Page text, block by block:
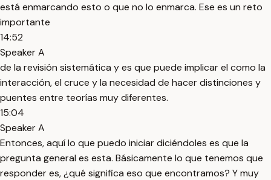
está enmarcando esto o que no lo enmarca. Ese es un reto
importante
14:52
Speaker A
de la revisión sistemática y es que puede implicar el como la
interacción, el cruce y la necesidad de hacer distinciones y
puentes entre teorías muy diferentes.
15:04
Speaker A
Entonces, aquí lo que puedo iniciar diciéndoles es que la
pregunta general es esta. Básicamente lo que tenemos que
responder es, ¿qué significa eso que encontramos? Y muy